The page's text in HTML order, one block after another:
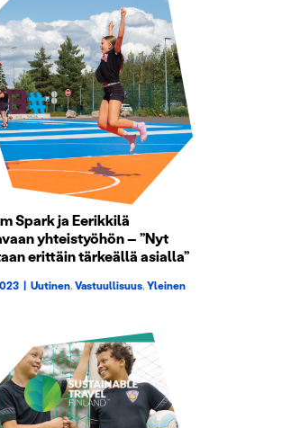
Spark ja Eerikkilä
yhteistyöhön – ”Nyt
erittäin tärkeällä asialla”
| Uutinen,Vastuullisuus,Yleinen